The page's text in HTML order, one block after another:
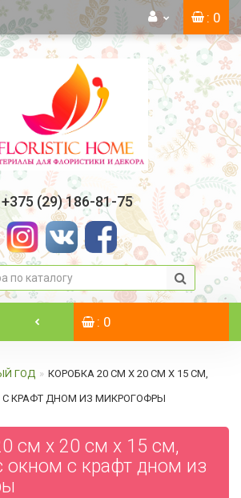
: 0
(29) 186-81-75
: 0
ГОД КОРОБКА 20 СМ Х 20 СМ Х 15 СМ,
КРАФТ ДНОМ ИЗ МИКРОГОФРЫ
см х 20 см х 15 см,
окном c крафт дном из